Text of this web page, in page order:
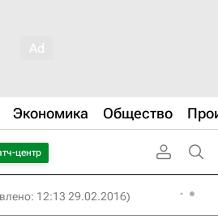
Экономика Общество
центр
12:13 29.02.2016)